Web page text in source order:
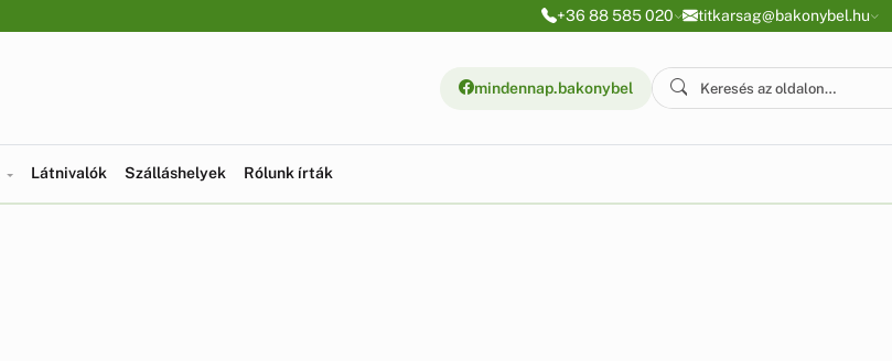
+36 88 585 020 titkarsag@bakonybel.hu
mindennap.bakonybel
Látnivalók Szálláshelyek Rólunk írták